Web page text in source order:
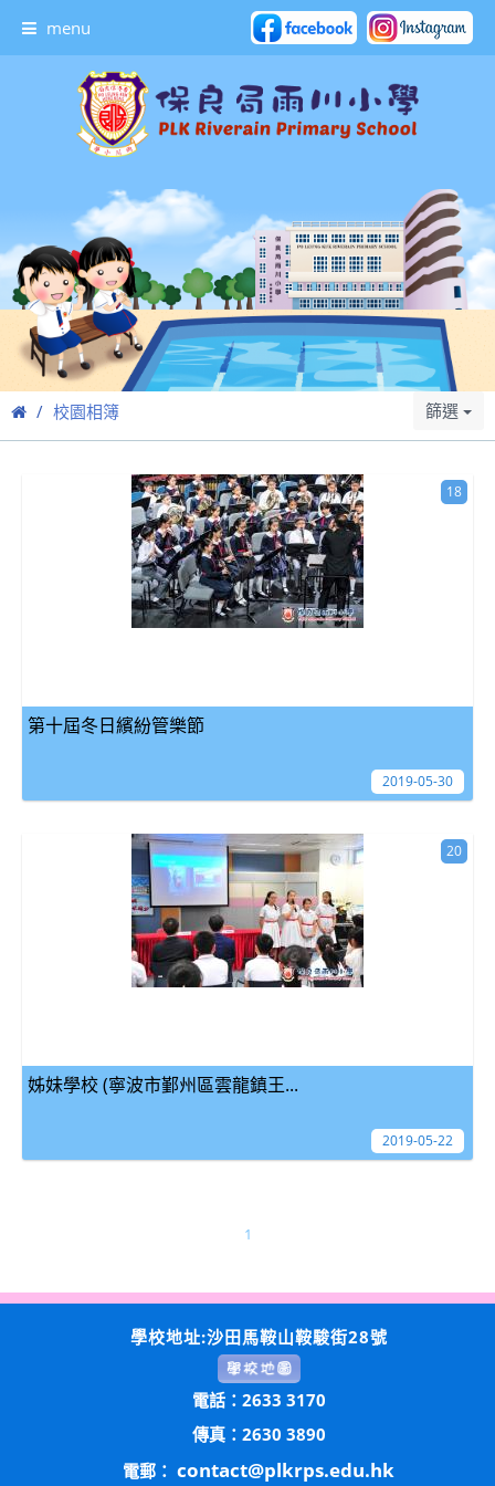
menu
校園相簿 篩選
第十屆冬日繽紛管樂節
18
2019-05-30
姊妹學校 (寧波市鄞州區雲龍鎮王...
20
2019-05-22
1
學校地址:沙田馬鞍山鞍駿街28號
電話：2633 3170
傳真：2630 3890
電郵： contact@plkrps.edu.hk